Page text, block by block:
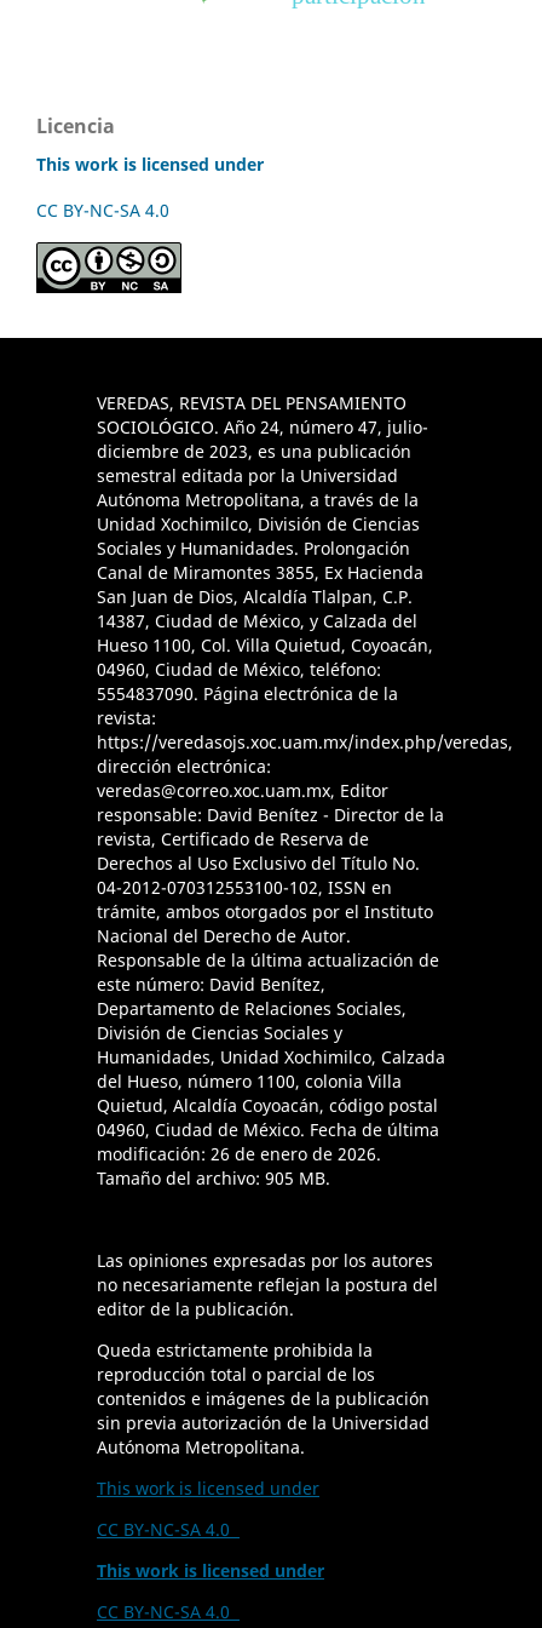
Licencia
This work is licensed under
CC BY-NC-SA 4.0
VEREDAS, REVISTA DEL PENSAMIENTO
SOCIOLÓGICO. Año 24, número 47, julio-
diciembre de 2023, es una publicación
semestral editada por la Universidad
Autónoma Metropolitana, a través de la
Unidad Xochimilco, División de Ciencias
Sociales y Humanidades. Prolongación
Canal de Miramontes 3855, Ex Hacienda
San Juan de Dios, Alcaldía Tlalpan, C.P.
14387, Ciudad de México, y Calzada del
Hueso 1100, Col. Villa Quietud, Coyoacán,
04960, Ciudad de México, teléfono:
5554837090. Página electrónica de la
revista:
https://veredasojs.xoc.uam.mx/index.php/veredas,
dirección electrónica:
veredas@correo.xoc.uam.mx, Editor
responsable: David Benítez - Director de la
revista, Certificado de Reserva de
Derechos al Uso Exclusivo del Título No.
04-2012-070312553100-102, ISSN en
trámite, ambos otorgados por el Instituto
Nacional del Derecho de Autor.
Responsable de la última actualización de
este número: David Benítez,
Departamento de Relaciones Sociales,
División de Ciencias Sociales y
Humanidades, Unidad Xochimilco, Calzada
del Hueso, número 1100, colonia Villa
Quietud, Alcaldía Coyoacán, código postal
04960, Ciudad de México. Fecha de última
modificación: 26 de enero de 2026.
Tamaño del archivo: 905 MB.
Las opiniones expresadas por los autores
no necesariamente reflejan la postura del
editor de la publicación.
Queda estrictamente prohibida la
reproducción total o parcial de los
contenidos e imágenes de la publicación
sin previa autorización de la Universidad
Autónoma Metropolitana.
This work is licensed under
CC BY-NC-SA 4.0
This work is licensed under
CC BY-NC-SA 4.0